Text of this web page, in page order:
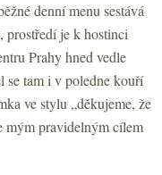
denní menu sestává
prostředí je k hostinci
Prahy hned vedle
se tam i v poledne kouří
ve stylu „děkujeme, že
mým pravidelným cílem